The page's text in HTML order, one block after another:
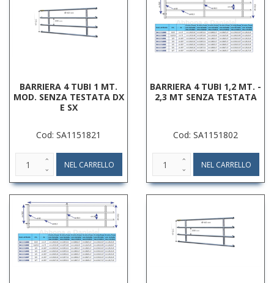
BARRIERA 4 TUBI 1 MT.
MOD. SENZA TESTATA DX
E SX
Cod: SA1151821
BARRIERA 4 TUBI 1,2 MT. -
2,3 MT SENZA TESTATA
Cod: SA1151802